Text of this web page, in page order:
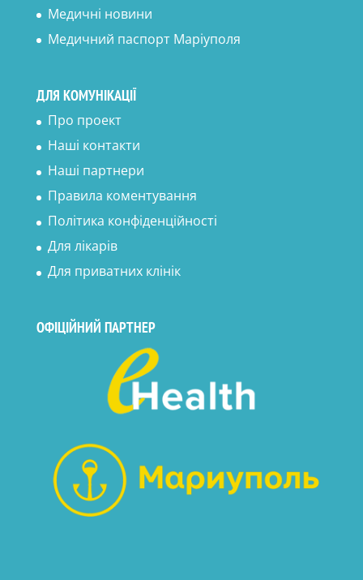
Медичні новини
Медичний паспорт Маріуполя
ДЛЯ КОМУНІКАЦІЇ
Про проект
Наші контакти
Наші партнери
Правила коментування
Політика конфіденційності
Для лікарів
Для приватних клінік
ОФІЦІЙНИЙ ПАРТНЕР